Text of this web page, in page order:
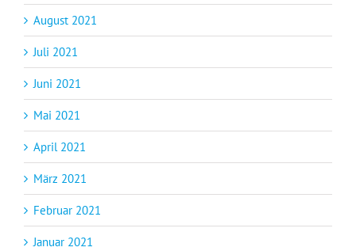
August 2021
Juli 2021
Juni 2021
Mai 2021
April 2021
März 2021
Februar 2021
Januar 2021